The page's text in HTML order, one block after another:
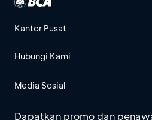
Kantor Pusat
Hubungi Kami
Media Sosial
Dapatkan promo dan